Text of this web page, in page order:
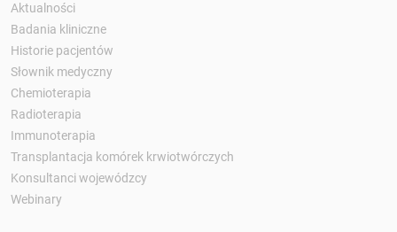
Aktualności
Badania kliniczne
Historie pacjentów
Słownik medyczny
Chemioterapia
Radioterapia
Immunoterapia
Transplantacja komórek krwiotwórczych
Konsultanci wojewódzcy
Webinary